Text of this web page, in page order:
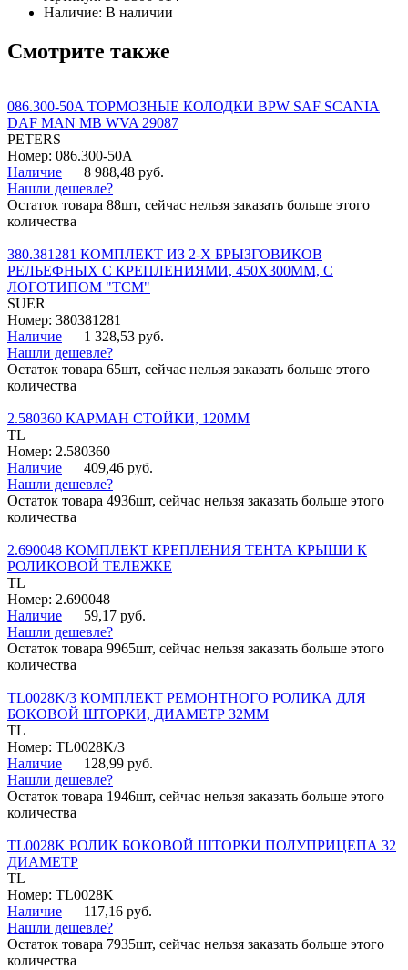
Наличие: В наличии
Смотрите также
086.300-50A ТОРМОЗНЫЕ КОЛОДКИ BPW SAF SCANIA
DAF MAN MB WVA 29087
PETERS
Номер: 086.300-50A
Наличие
8 988,48 руб.
Нашли дешевле?
Остаток товара 88шт, сейчас нельзя заказать больше этого
количества
380.381281 КОМПЛЕКТ ИЗ 2-Х БРЫЗГОВИКОВ
РЕЛЬЕФНЫХ С КРЕПЛЕНИЯМИ, 450Х300ММ, С
ЛОГОТИПОМ "ТСМ"
SUER
Номер: 380381281
Наличие
1 328,53 руб.
Нашли дешевле?
Остаток товара 65шт, сейчас нельзя заказать больше этого
количества
2.580360 КАРМАН СТОЙКИ, 120ММ
TL
Номер: 2.580360
Наличие
409,46 руб.
Нашли дешевле?
Остаток товара 4936шт, сейчас нельзя заказать больше этого
количества
2.690048 КОМПЛЕКТ КРЕПЛЕНИЯ ТЕНТА КРЫШИ К
РОЛИКОВОЙ ТЕЛЕЖКЕ
TL
Номер: 2.690048
Наличие
59,17 руб.
Нашли дешевле?
Остаток товара 9965шт, сейчас нельзя заказать больше этого
количества
TL0028K/3 КОМПЛЕКТ РЕМОНТНОГО РОЛИКА ДЛЯ
БОКОВОЙ ШТОРКИ, ДИАМЕТР 32ММ
TL
Номер: TL0028K/3
Наличие
128,99 руб.
Нашли дешевле?
Остаток товара 1946шт, сейчас нельзя заказать больше этого
количества
TL0028K РОЛИК БОКОВОЙ ШТОРКИ ПОЛУПРИЦЕПА 32
ДИАМЕТР
TL
Номер: TL0028K
Наличие
117,16 руб.
Нашли дешевле?
Остаток товара 7935шт, сейчас нельзя заказать больше этого
количества